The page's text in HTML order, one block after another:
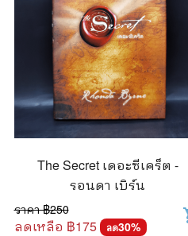
The Secret เดอะซีเคร็ต -
รอนดา เบิร์น
ราคา ฿250
ลดเหลือ ฿175 ลด30%